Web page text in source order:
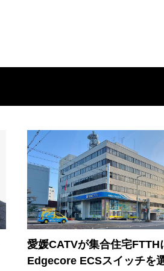
愛媛CATVが集合住宅FTTH
Edgecore ECSスイッチを